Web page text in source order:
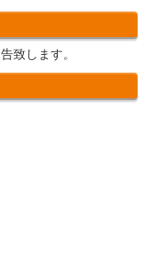
致します。